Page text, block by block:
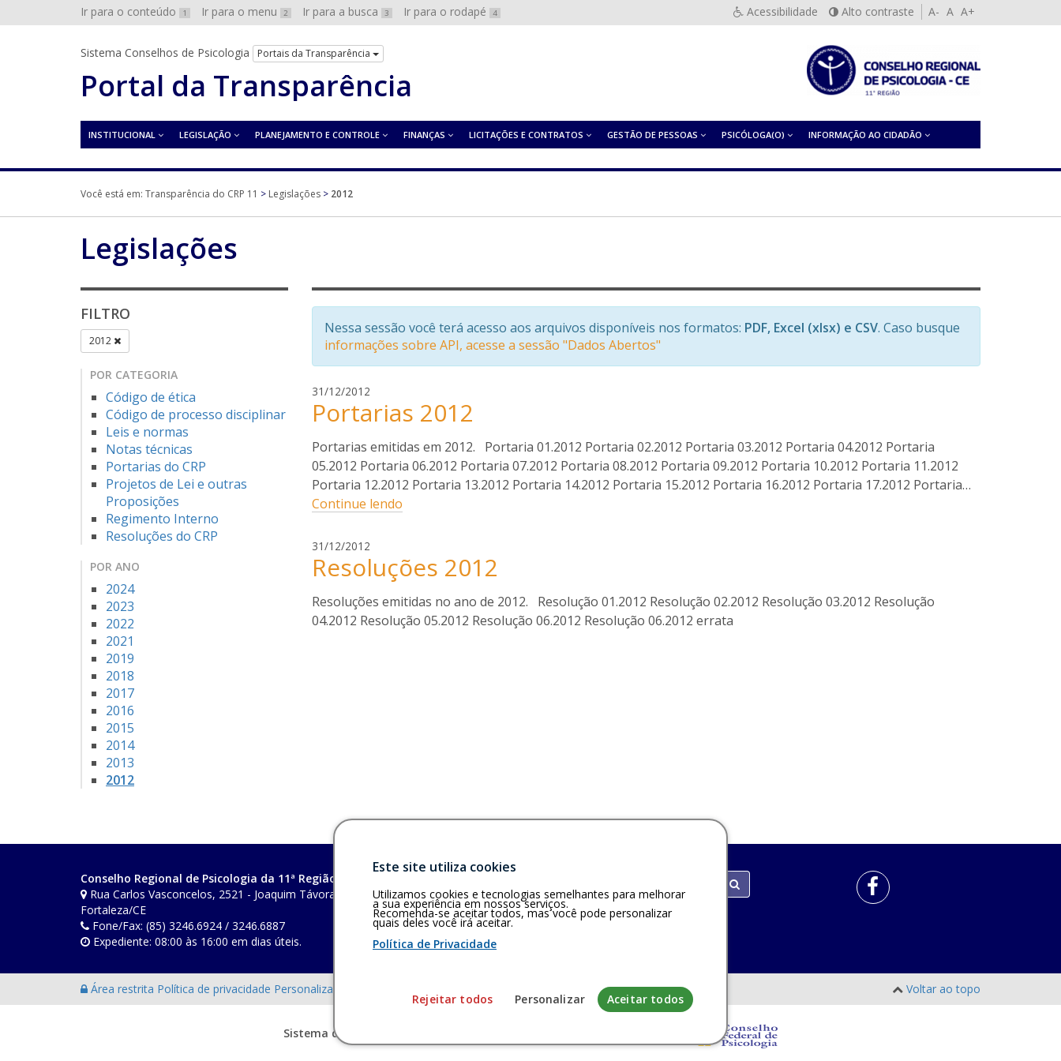
Ir para o conteúdo 1 Ir para o menu 2 Ir para a busca 3 Ir para o rodapé 4 Acessibilidade Alto contraste A- A A+
Sistema Conselhos de Psicologia Portais da Transparência
Portal da Transparência
INSTITUCIONAL LEGISLAÇÃO PLANEJAMENTO E CONTROLE FINANÇAS LICITAÇÕES E CONTRATOS GESTÃO DE PESSOAS PSICÓLOGA(O) INFORMAÇÃO AO CIDADÃO
Você está em: Transparência do CRP 11 > Legislações > 2012
Legislações
FILTRO
2012
POR CATEGORIA
Código de ética
Código de processo disciplinar
Leis e normas
Notas técnicas
Portarias do CRP
Projetos de Lei e outras
Proposições
Regimento Interno
Resoluções do CRP
POR ANO
2024
2023
2022
2021
2019
2018
2017
2016
2015
2014
2013
2012
Nessa sessão você terá acesso aos arquivos disponíveis nos formatos: PDF, Excel (xlsx) e CSV. Caso busque
informações sobre API, acesse a sessão "Dados Abertos"
31/12/2012e
v
i
o
c
a
r
l
s
Portarias 2012
Portarias emitidas em 2012. Portaria 01.2012 Portaria 02.2012 Portaria 03.2012 Portaria 04.2012 Portaria
05.2012 Portaria 06.2012 Portaria 07.2012 Portaria 08.2012 Portaria 09.2012 Portaria 10.2012 Portaria 11.2012
Portaria 12.2012 Portaria 13.2012 Portaria 14.2012 Portaria 15.2012 Portaria 16.2012 Portaria 17.2012 Portaria…
Continue lendo
31/12/2012e
v
i
o
c
Resoluções 2012
Resoluções emitidas no ano de 2012. Resolução 01.2012 Resolução 02.2012 Resolução 03.2012 Resolução
04.2012 Resolução 05.2012 Resolução 06.2012 Resolução 06.2012 errata
Conselho Regional de Psicologia da 11ª Região (CE)
Rua Carlos Vasconcelos, 2521 - Joaquim Távora - CEP 60.115-171.
Fortaleza/CE
Fone/Fax: (85) 3246.6924 / 3246.6887
Expediente: 08:00 às 16:00 em dias úteis.
Área restrita Política de privacidade Personalização de cookies Voltar ao topo
Sistema desenvolvido pela Gerência de Tecnologia da Informação do CFP
Este site utiliza cookies
Utilizamos cookies e tecnologias semelhantes para melhorar
a sua experiência em nossos serviços.
Recomenda-se aceitar todos, mas você pode personalizar
quais deles você irá aceitar.
Política de Privacidade
Rejeitar todos Personalizar Aceitar todos